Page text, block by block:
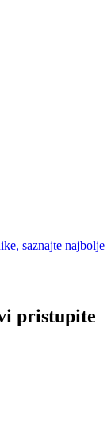
saznajte najbolje
pristupite